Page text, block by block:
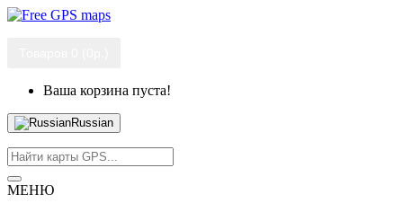
Ваша корзина пуста!
Russian
МЕНЮ